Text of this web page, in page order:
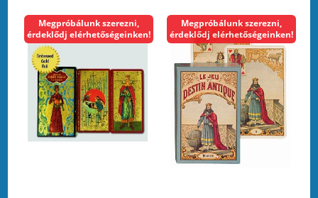
Megpróbálunk szerezni,
érdeklődj elérhetőségeinken!
Megpróbálunk szerezni,
érdeklődj elérhetőségeinken!